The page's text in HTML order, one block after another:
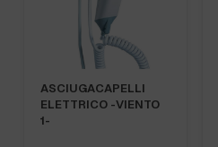
ASCIUGACAPELLI
ELETTRICO -VIENTO
1-